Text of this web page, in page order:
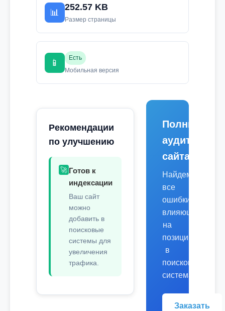
📊
252.57 KB
Размер страницы
📱
Есть
Мобильная версия
Рекомендации
по улучшению
🚀 Готов к
индексации
Ваш сайт
можно
добавить в
поисковые
системы для
увеличения
трафика.
Полный
аудит
сайта
Найдем
все
ошибки,
влияющие
на
позиции
в
поисковых
системах.
Заказать